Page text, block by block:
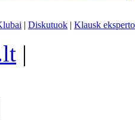
| Diskutuok | Klausk eksperto
|